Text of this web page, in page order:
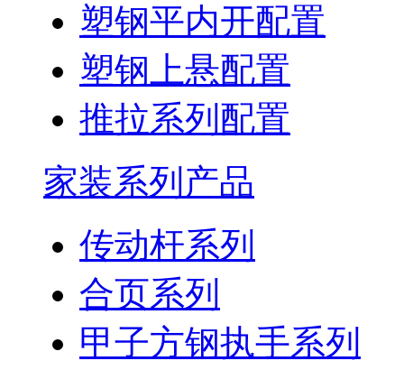
塑钢平内开配置
塑钢上悬配置
推拉系列配置
家装系列产品
传动杆系列
合页系列
甲子方钢执手系列